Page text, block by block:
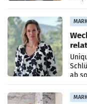
ab
PR-